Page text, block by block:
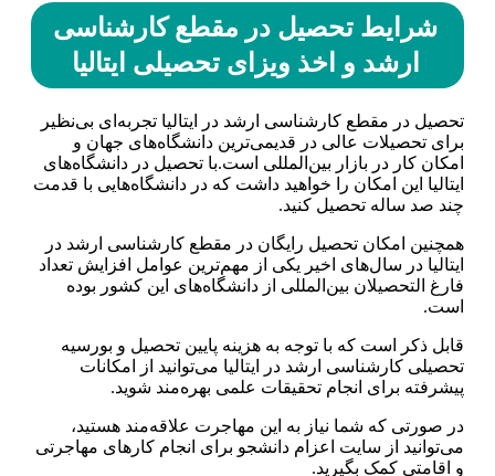
شرایط تحصیل در مقطع کارشناسی
ارشد و اخذ ویزای تحصیلی ایتالیا
تحصیل در مقطع کارشناسی ارشد در ایتالیا تجربه‌ای بی‌نظیر
برای تحصیلات عالی در قدیمی‌ترین دانشگاه‌های جهان و
امکان کار در بازار بین‌المللی است.با تحصیل در دانشگاه‌های
ایتالیا این امکان را خواهید داشت که در دانشگاه‌هایی با قدمت
چند صد ساله تحصیل کنید.
همچنین امکان تحصیل رایگان در مقطع کارشناسی ارشد در
ایتالیا در سال‌های اخیر یکی از مهم‌ترین عوامل افزایش تعداد
فارغ التحصیلان بین‌المللی از دانشگاه‌های این کشور بوده
است.
قابل ذکر است که با توجه به هزینه پایین تحصیل و بورسیه
تحصیلی کارشناسی ارشد در ایتالیا می‌توانید از امکانات
پیشرفته برای انجام تحقیقات علمی بهره‌مند شوید.
در صورتی که شما نیاز به این مهاجرت علاقه‌مند هستید،
می‌توانید از سایت اعزام دانشجو برای انجام کار‌های مهاجرتی
و اقامتی کمک بگیرید.